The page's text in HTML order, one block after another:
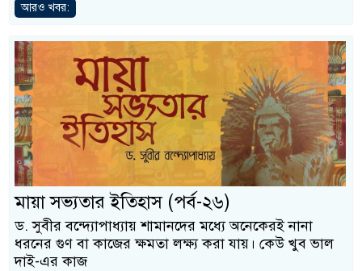
আরও খবর:
মায়া সভ্যতার ইতিহাস (পর্ব-২৬)
ড. সুবীর বন্দ্যোপাধ্যায় শামানদের মধ্যে অনেকেরই নানা
ধরনের গুণ বা কাজের ক্ষমতা লক্ষ্য করা যায়। কেউ খুব ভাল
দাই-এর কাজ